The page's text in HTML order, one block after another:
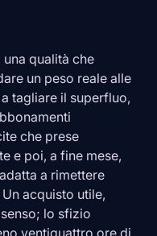
qualità che
un peso reale alle
tagliare il superfluo,
che prese
e poi, a fine mese,
a rimettere
acquisto utile,
lo sfizio